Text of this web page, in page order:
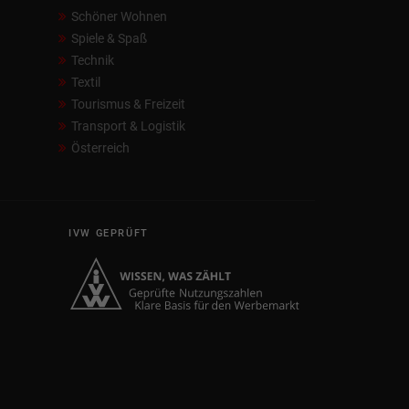
Schöner Wohnen
Spiele & Spaß
Technik
Textil
Tourismus & Freizeit
Transport & Logistik
Österreich
IVW GEPRÜFT